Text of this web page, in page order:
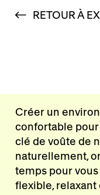
RETOUR À
Créer un
confortable pour
clé de voûte de
naturellement,
temps pour
flexible, relaxant